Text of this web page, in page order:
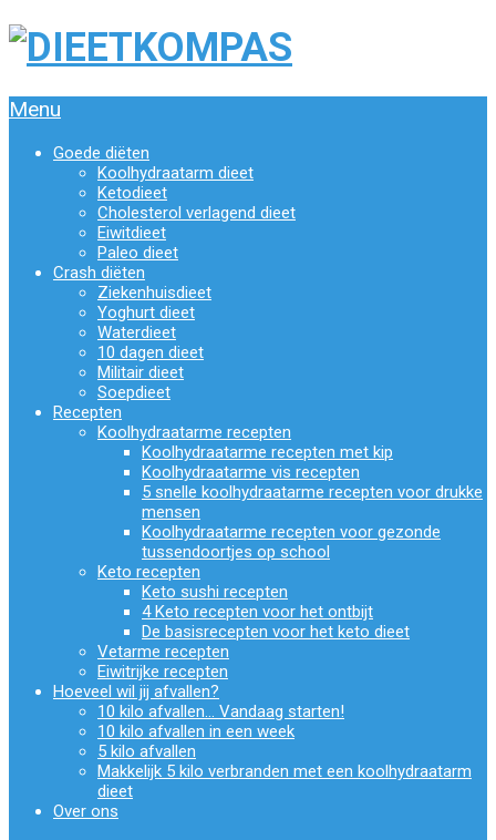
Menu
Goede diëten
Koolhydraatarm dieet
Ketodieet
Cholesterol verlagend dieet
Eiwitdieet
Paleo dieet
Crash diëten
Ziekenhuisdieet
Yoghurt dieet
Waterdieet
10 dagen dieet
Militair dieet
Soepdieet
Recepten
Koolhydraatarme recepten
Koolhydraatarme recepten met kip
Koolhydraatarme vis recepten
5 snelle koolhydraatarme recepten voor drukke
mensen
Koolhydraatarme recepten voor gezonde
tussendoortjes op school
Keto recepten
Keto sushi recepten
4 Keto recepten voor het ontbijt
De basisrecepten voor het keto dieet
Vetarme recepten
Eiwitrijke recepten
Hoeveel wil jij afvallen?
10 kilo afvallen… Vandaag starten!
10 kilo afvallen in een week
5 kilo afvallen
Makkelijk 5 kilo verbranden met een koolhydraatarm
dieet
Over ons